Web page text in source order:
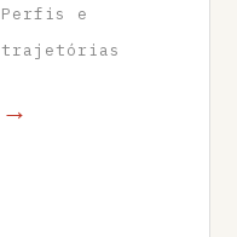
Perfis e
trajetórias
→